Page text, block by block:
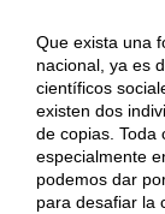
Que exista una
nacional, ya es
científicos
existen dos
de copias. Toda
especialmente
podemos dar
para desafiar la